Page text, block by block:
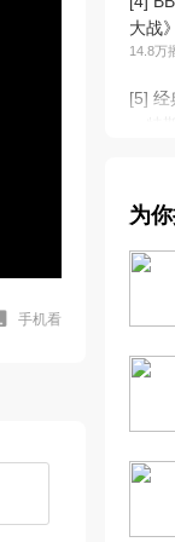
手机看
大战》
14.8万
[5] 经
脑）
[7]
弹)
[8]
：法
[9]
3.6万
为